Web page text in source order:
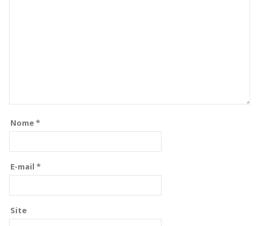
Nome*
E-mail *
Site